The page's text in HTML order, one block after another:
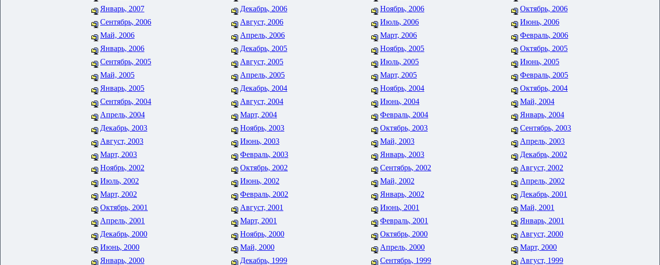
Январь, 2007
Декабрь, 2006 Ноябрь, 2006
Октябрь, 2006
Сентябрь, 2006
Август, 2006 Июль, 2006
Июнь, 2006
Май, 2006
Апрель, 2006 Март, 2006
Февраль, 2006
Январь, 2006
Декабрь, 2005 Ноябрь, 2005
Октябрь, 2005
Сентябрь, 2005
Август, 2005 Июль, 2005
Июнь, 2005
Май, 2005
Апрель, 2005 Март, 2005
Февраль, 2005
Январь, 2005
Декабрь, 2004 Ноябрь, 2004
Октябрь, 2004
Сентябрь, 2004
Август, 2004 Июнь, 2004
Май, 2004
Апрель, 2004
Март, 2004 Февраль, 2004
Январь, 2004
Декабрь, 2003
Ноябрь, 2003 Октябрь, 2003
Сентябрь, 2003
Август, 2003
Июнь, 2003 Май, 2003
Апрель, 2003
Март, 2003
Февраль, 2003 Январь, 2003
Декабрь, 2002
Ноябрь, 2002
Октябрь, 2002 Сентябрь, 2002
Август, 2002
Июль, 2002
Июнь, 2002 Май, 2002
Апрель, 2002
Март, 2002
Февраль, 2002 Январь, 2002
Декабрь, 2001
Октябрь, 2001
Август, 2001 Июнь, 2001
Май, 2001
Апрель, 2001
Март, 2001 Февраль, 2001
Январь, 2001
Декабрь, 2000
Ноябрь, 2000 Октябрь, 2000
Август, 2000
Июнь, 2000
Май, 2000 Апрель, 2000
Март, 2000
Январь, 2000
Декабрь, 1999 Сентябрь, 1999
Август, 1999